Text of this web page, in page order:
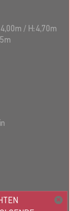
4,00m / H:4,70m
m